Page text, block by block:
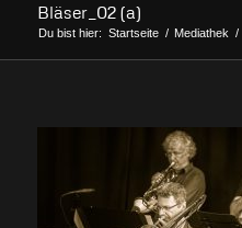
Bläser_02 (a)
Du bist hier: Startseite / Mediathek /